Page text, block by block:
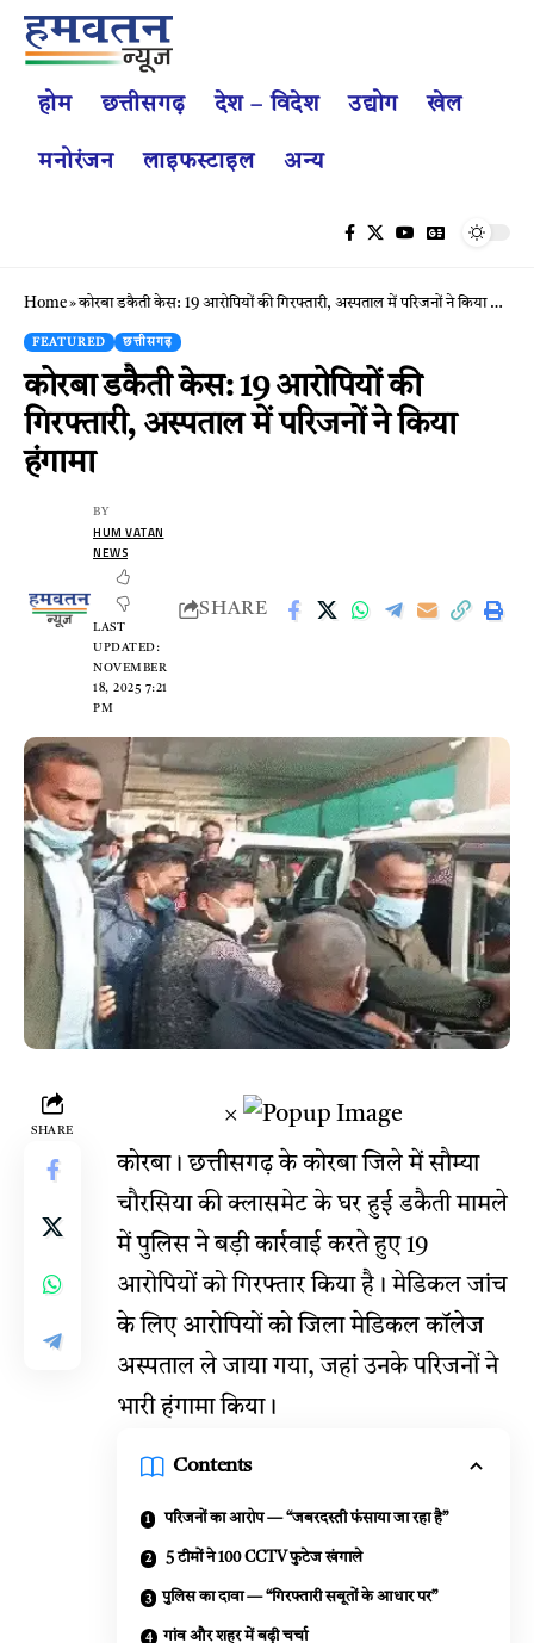
होम छत्तीसगढ़ देश – विदेश उद्योग खेल
मनोरंजन लाइफस्टाइल अन्य
Home»कोरबा डकैती केस: 19 आरोपियों की गिरफ्तारी, अस्पताल में परिजनों ने किया हंगामा
FEATURED छत्तीसगढ़
कोरबा डकैती केस: 19 आरोपियों की
गिरफ्तारी, अस्पताल में परिजनों ने किया
हंगामा
LAST
UPDATED:
NOVEMBER
18, 2025 7:21
PM
BY
HUM VATAN
NEWS
SHARE
SHARE
×
कोरबा। छत्तीसगढ़ के कोरबा जिले में सौम्या
चौरसिया की क्लासमेट के घर हुई डकैती मामले
में पुलिस ने बड़ी कार्रवाई करते हुए 19
आरोपियों को गिरफ्तार किया है। मेडिकल जांच
के लिए आरोपियों को जिला मेडिकल कॉलेज
अस्पताल ले जाया गया, जहां उनके परिजनों ने
भारी हंगामा किया।
Contents
परिजनों का आरोप — “जबरदस्ती फंसाया जा रहा है”
5 टीमों ने 100 CCTV फुटेज खंगाले
पुलिस का दावा — “गिरफ्तारी सबूतों के आधार पर”
गांव और शहर में बढ़ी चर्चा